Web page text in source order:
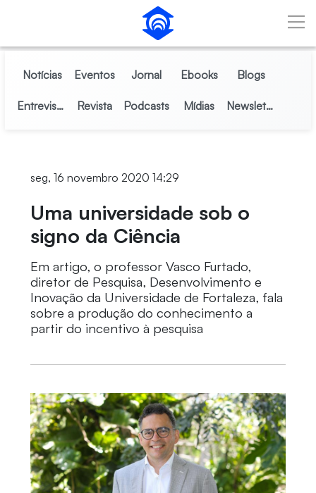
Pular para o Conteúdo principal
Notícias Eventos Jornal Ebooks Blogs
Entrevistas Revista Podcasts Mídias Newsletter
seg, 16 novembro 2020 14:29
Uma universidade sob o
signo da Ciência
Em artigo, o professor Vasco Furtado,
diretor de Pesquisa, Desenvolvimento e
Inovação da Universidade de Fortaleza, fala
sobre a produção do conhecimento a
partir do incentivo à pesquisa